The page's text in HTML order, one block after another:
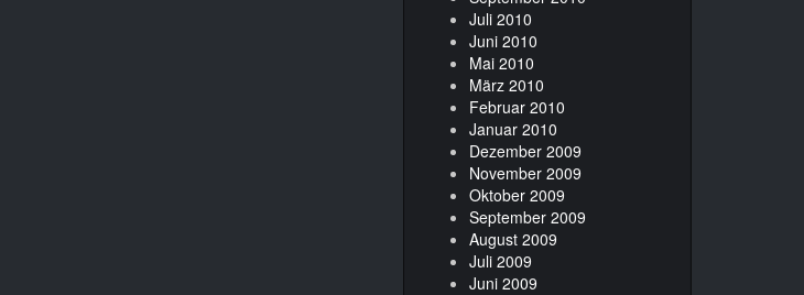
Juli 2010
Juni 2010
Mai 2010
März 2010
Februar 2010
Januar 2010
Dezember 2009
November 2009
Oktober 2009
September 2009
August 2009
Juli 2009
Juni 2009